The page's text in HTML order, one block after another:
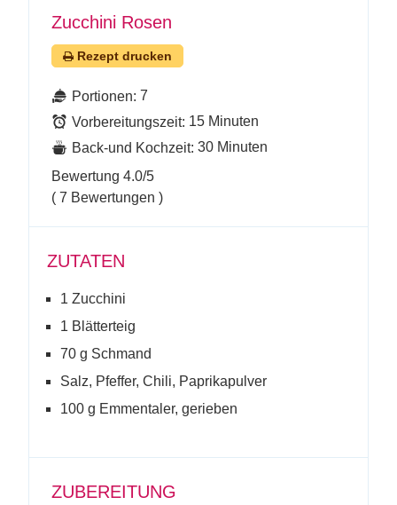
Zucchini Rosen
Rezept drucken
Portionen: 7
Vorbereitungszeit: 15 Minuten
Back-und Kochzeit: 30 Minuten
Bewertung 4.0/5
( 7 Bewertungen )
ZUTATEN
1 Zucchini
1 Blätterteig
70 g Schmand
Salz, Pfeffer, Chili, Paprikapulver
100 g Emmentaler, gerieben
ZUBEREITUNG